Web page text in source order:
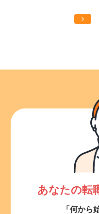
あなたの転
「何から